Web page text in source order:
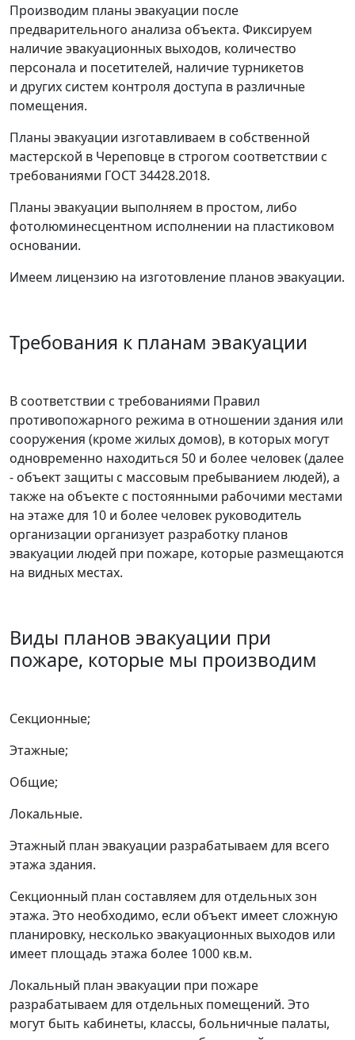
Производим планы эвакуации после
предварительного анализа объекта. Фиксируем
наличие эвакуационных выходов, количество
персонала и посетителей, наличие турникетов
и других систем контроля доступа в различные
помещения.
Планы эвакуации изготавливаем в собственной
мастерской в Череповце в строгом соответствии с
требованиями ГОСТ 34428.2018.
Планы эвакуации выполняем в простом, либо
фотолюминесцентном исполнении на пластиковом
основании.
Имеем лицензию на изготовление планов эвакуации.
Требования к планам эвакуации
В соответствии с требованиями Правил
противопожарного режима в отношении здания или
сооружения (кроме жилых домов), в которых могут
одновременно находиться 50 и более человек (далее
- объект защиты с массовым пребыванием людей), а
также на объекте с постоянными рабочими местами
на этаже для 10 и более человек руководитель
организации организует разработку планов
эвакуации людей при пожаре, которые размещаются
на видных местах.
Виды планов эвакуации при
пожаре, которые мы производим
Секционные;
Этажные;
Общие;
Локальные.
Этажный план эвакуации разрабатываем для всего
этажа здания.
Секционный план составляем для отдельных зон
этажа. Это необходимо, если объект имеет сложную
планировку, несколько эвакуационных выходов или
имеет площадь этажа более 1000 кв.м.
Локальный план эвакуации при пожаре
разрабатываем для отдельных помещений. Это
могут быть кабинеты, классы, больничные палаты,